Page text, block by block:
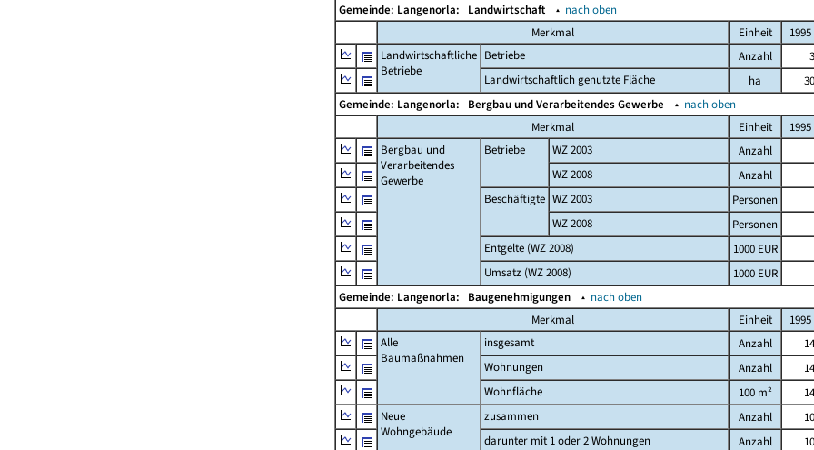
Gemeinde: Langenorla: Landwirtschaft ▴ nach oben
Merkmal
Einheit 1995
Landwirtschaftliche
Betriebe
Betriebe Anzahl 3
Landwirtschaftlich genutzte Fläche
ha 30
Gemeinde: Langenorla: Bergbau und Verarbeitendes Gewerbe ▴ nach oben
Merkmal
Einheit 1995
Bergbau und
Verarbeitendes
Gewerbe
Betriebe WZ 2003 Anzahl
WZ 2008
Anzahl
Beschäftigte WZ 2003 Personen
WZ 2008
Personen
Entgelte (WZ 2008)
1000 EUR
Umsatz (WZ 2008)
1000 EUR
Gemeinde: Langenorla: Baugenehmigungen ▴ nach oben
Merkmal
Einheit 1995
Alle
Baumaßnahmen
insgesamt Anzahl 14
Wohnungen
Anzahl 14
Wohnfläche
100 m² 14
Neue
Wohngebäude
zusammen Anzahl 10
darunter mit 1 oder 2 Wohnungen
Anzahl 10